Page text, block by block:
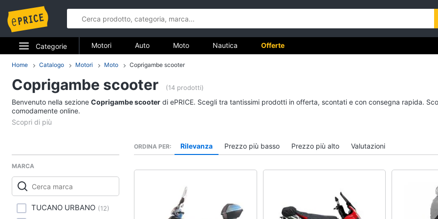
Categorie
Elettrodomestici
Informatica
Telefonia
Smart home
Videogiochi
Audio e musica
Batteria auto
Vedi tutti
Continental tkc 70
Vedi tutti
Strumentazione di
Vedi tutti
Motori Auto Moto Nautica Offerte
Home Catalogo Motori Moto Coprigambe scooter
Coprigambe scooter (14 prodotti)
Benvenuto nella sezione Coprigambe scooter di ePRICE. Scegli tra tantissimi prodotti in offerta, scontati e con consegna rapida.
comodamente online.
MARCA
TUCANO URBANO (12)
ORDINA PER Rilevanza Prezzo più basso Prezzo più alto Valutazioni